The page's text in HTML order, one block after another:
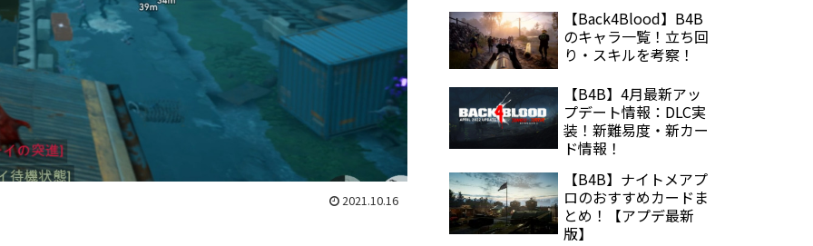
2021.10.16
【Back4Blood】B4B
のキャラ一覧！立ち回
り・スキルを考察！
【B4B】4月最新アッ
プデート情報：DLC実
装！新難易度・新カー
ド情報！
【B4B】ナイトメアプ
ロのおすすめカードま
とめ！【アプデ最新
版】